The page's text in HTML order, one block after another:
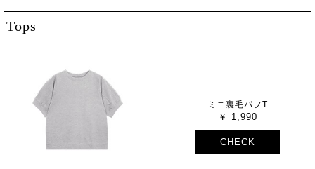
Tops
ミニ裏毛パフT
1,990
CHECK